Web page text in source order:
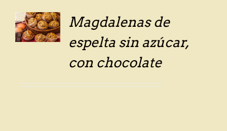
Magdalenas de
espelta sin azúcar,
con chocolate